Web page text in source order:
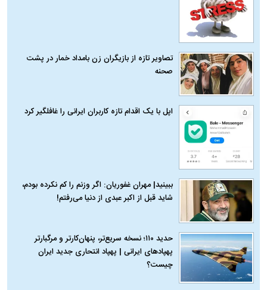
تصاویر تازه از بازیگران زن بامداد خمار در پشت
صحنه
اپل با یک اقدام تازه کاربران ایرانی را غافلگیر کرد
ببینید| مهران غفوریان: اگر وزنم را کم نکرده بودم،
شاید قبل از اکبر عبدی از دنیا می‌رفتم!
حدید ۱۱۰؛ نسخه سریع‌تر، پنهان‌کارتر و مرگبارتر
پهپادهای ایرانی | پهپاد انتحاری جدید ایران
چیست؟